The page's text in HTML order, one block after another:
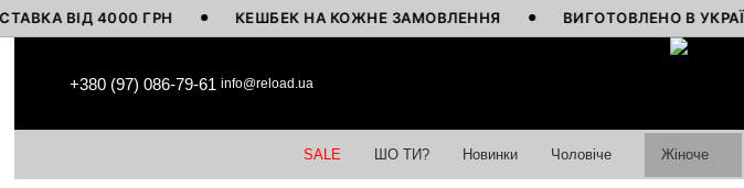
4000 ГРН КЕШБЕК НА КОЖНЕ ЗАМОВЛЕННЯ ВИГОТОВЛЕНО В УКРАЇНІ
+380 (97) 086-79-61 info@reload.ua
SALE ШО ТИ? Новинки Чоловіче Жіноче